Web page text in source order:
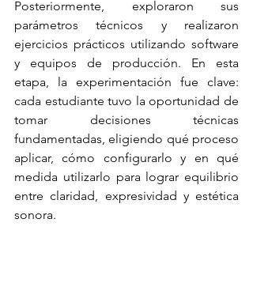
Posteriormente, exploraron sus
parámetros técnicos y realizaron
ejercicios prácticos utilizando software
y equipos de producción. En esta
etapa, la experimentación fue clave:
cada estudiante tuvo la oportunidad de
tomar decisiones técnicas
fundamentadas, eligiendo qué proceso
aplicar, cómo configurarlo y en qué
medida utilizarlo para lograr equilibrio
entre claridad, expresividad y estética
sonora.